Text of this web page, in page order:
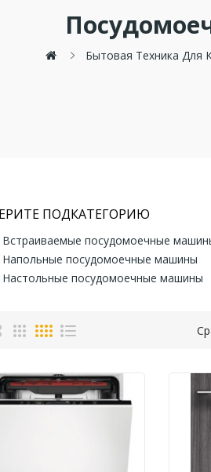
Бытовая Техника Для
ПОДКАТЕГОРИЮ
Встраиваемые посудомоечные
Напольные посудомоечные машины
Настольные посудомоечные машины